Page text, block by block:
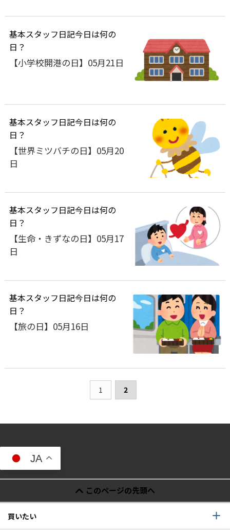
基本スタッフ日記今日は何の
日？
【小学校開港の日】05月21日
基本スタッフ日記今日は何の
日？
【世界ミツバチの日】05月20
日
基本スタッフ日記今日は何の
日？
【生命・きずなの日】05月17
日
基本スタッフ日記今日は何の
日？
【旅の日】05月16日
1 2
JA
このページの先頭へ
買いたい